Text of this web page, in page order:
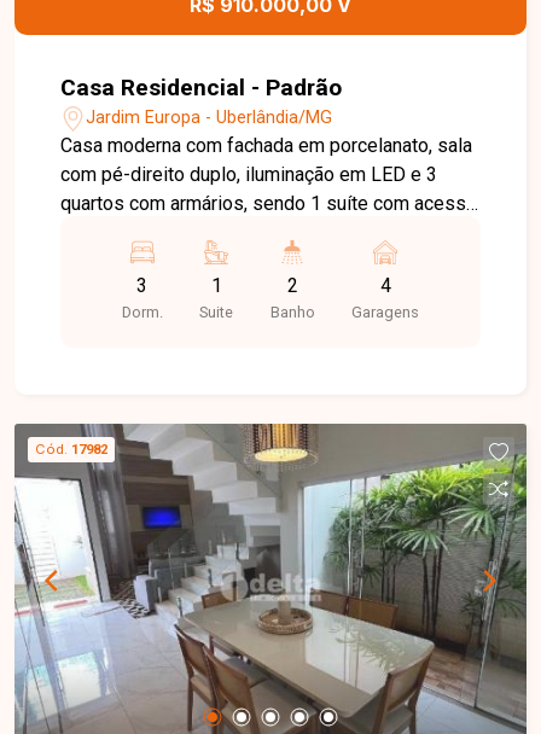
completo em um dos melhores bairros de
informações e agende sua visita!
R$ 910.000,00 V
Casa Residencial - Padrão
Jardim Europa - Uberlândia/MG
Casa moderna com fachada em porcelanato, sala
com pé-direito duplo, iluminação em LED e 3
quartos com armários, sendo 1 suíte com acesso
lavanderia e piscina aquecida com
hidromassagem. Garagem para 4 carros.
3
Dorm.
1
Suite
2
Banho
4
Garagens
Cód. 17982